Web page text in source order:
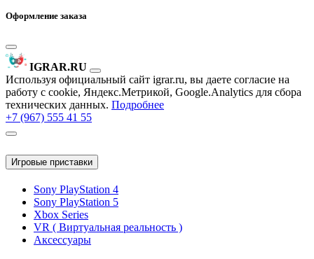
Оформление заказа
IGRAR.RU
Используя официальный сайт igrar.ru, вы даете согласие на
работу с cookie, Яндекс.Метрикой, Google.Analytics для сбора
технических данных. Подробнее
+7 (967) 555 41 55
Игровые приставки
Sony PlayStation 4
Sony PlayStation 5
Xbox Series
VR ( Виртуальная реальность )
Аксессуары